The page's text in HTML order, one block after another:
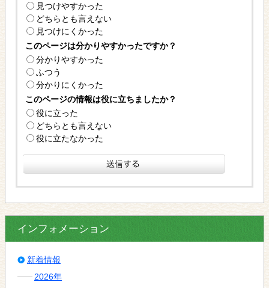
見つけやすかった
どちらとも言えない
見つけにくかった
このページは分かりやすかったですか？
分かりやすかった
ふつう
分かりにくかった
このページの情報は役に立ちましたか？
役に立った
どちらとも言えない
役に立たなかった
インフォメーション
新着情報
2026年